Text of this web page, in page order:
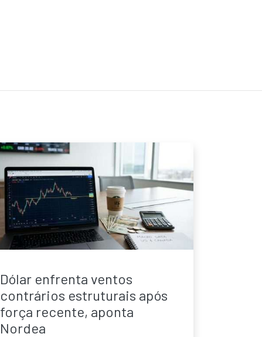
Dólar enfrenta ventos
contrários estruturais após
força recente, aponta
Nordea